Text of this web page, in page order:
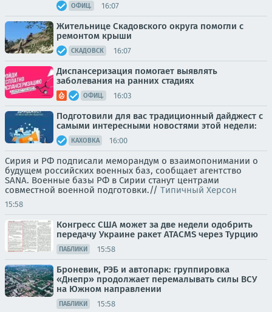
ОФИЦ. 16:07
Жительнице Скадовского округа помогли с
ремонтом крыши
СКАДОВСК 16:07
Диспансеризация помогает выявлять
заболевания на ранних стадиях
ОФИЦ. 16:03
Подготовили для вас традиционный дайджест с
самыми интересными новостями этой недели:
КАХОВКА 16:00
Сирия и РФ подписали меморандум о взаимопонимании о
будущем российских военных баз, сообщает агентство
SANA. Военные базы РФ в Сирии станут центрами
совместной военной подготовки.// Типичный Херсон
15:58
Конгресс США может за две недели одобрить
передачу Украине ракет ATACMS через Турцию
ПАБЛИКИ 15:58
Броневик, РЭБ и автопарк: группировка
«Днепр» продолжает перемалывать силы ВСУ
на Южном направлении
ПАБЛИКИ 15:58